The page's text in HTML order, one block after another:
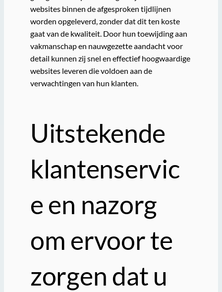
websites binnen de afgesproken tijdlijnen
worden opgeleverd, zonder dat dit ten koste
gaat van de kwaliteit. Door hun toewijding aan
vakmanschap en nauwgezette aandacht voor
detail kunnen zij snel en effectief hoogwaardige
websites leveren die voldoen aan de
verwachtingen van hun klanten.
Uitstekende
klantenservic
e en nazorg
om ervoor te
zorgen dat u